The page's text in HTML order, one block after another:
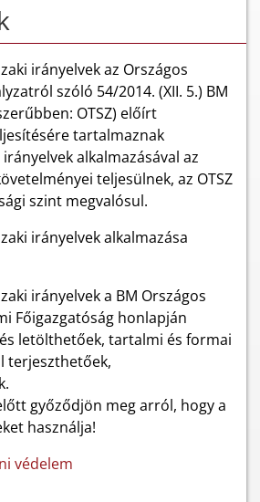
irányelvek az Országos
szóló 54/2014. (XII. 5.) BM
OTSZ) előírt
tartalmaznak
alkalmazásával az
teljesülnek, az OTSZ
szint megvalósul.
irányelvek alkalmazása
irányelvek a BM Országos
Főigazgatóság honlapján
letölthetőek, tartalmi és formai
terjeszthetőek,
győződjön meg arról, hogy a
használja!
védelem